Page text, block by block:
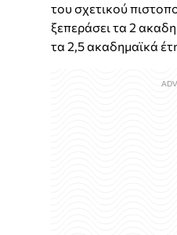
του σχετικού
ξεπεράσει τα 2
τα 2,5 ακαδημαϊκά